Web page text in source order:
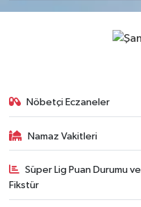
Nöbetçi Eczaneler
Namaz Vakitleri
Süper Lig Puan Durumu ve
Fikstür